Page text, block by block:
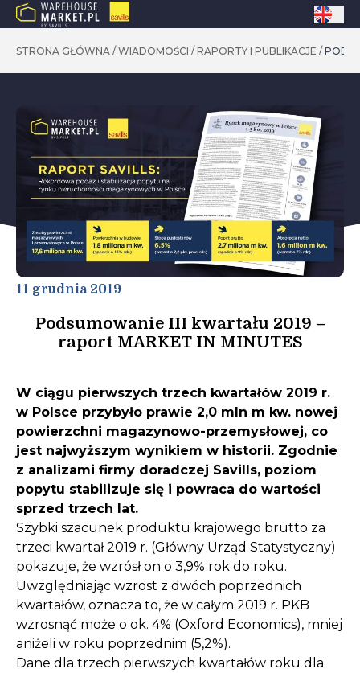
STRONA GŁÓWNA / WIADOMOŚCI / RAPORTY I PUBLIKACJE /
11 grudnia 2019
Podsumowanie III kwartału 2019 –
raport MARKET IN MINUTES
W ciągu pierwszych trzech kwartałów 2019 r.
w Polsce przybyło prawie 2,0 mln m kw. nowej
powierzchni magazynowo-przemysłowej, co
jest najwyższym wynikiem w historii. Zgodnie
z analizami firmy doradczej Savills, poziom
popytu stabilizuje się i powraca do wartości
sprzed trzech lat.
Szybki szacunek produktu krajowego brutto za
trzeci kwartał 2019 r. (Główny Urząd Statystyczny)
pokazuje, że wzrósł on o 3,9% rok do roku.
Uwzględniając wzrost z dwóch poprzednich
kwartałów, oznacza to, że w całym 2019 r. PKB
wzrosnąć może o ok. 4% (Oxford Economics), mniej
aniżeli w roku poprzednim (5,2%).
Dane dla trzech pierwszych kwartałów roku dla